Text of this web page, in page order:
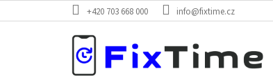
na
+420 703 668 000 info@fixtime.cz